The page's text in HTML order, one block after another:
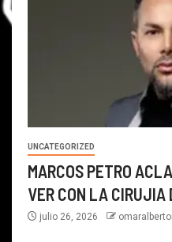
UNCATEGORIZED
MARCOS PETRO
VER CON LA CIRUJIA
julio 26, 2026